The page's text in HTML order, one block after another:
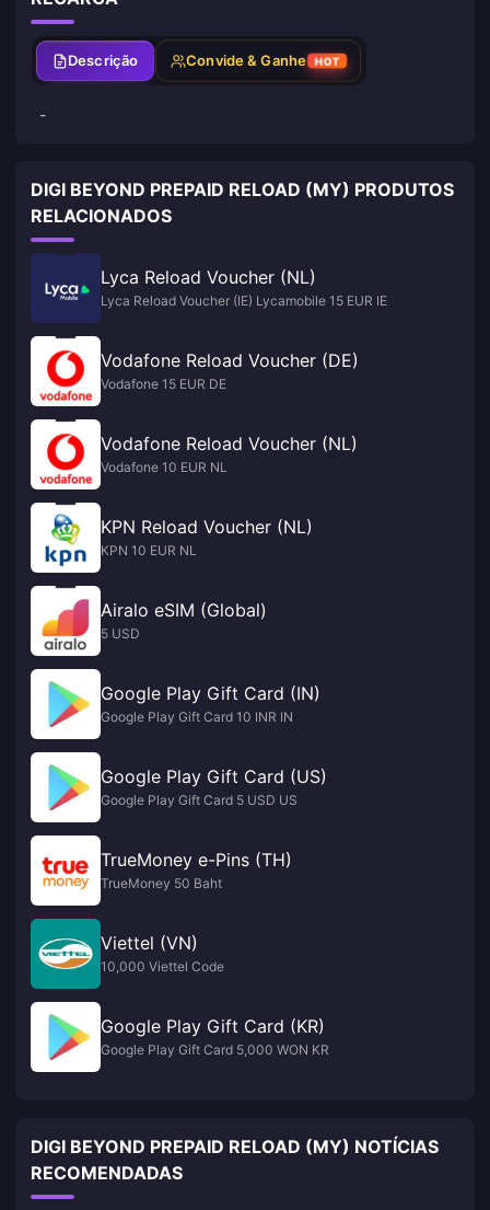
Descrição Convide & Ganhe HOT
-
DIGI BEYOND PREPAID RELOAD (MY) PRODUTOS
RELACIONADOS
Lyca Reload Voucher (NL)
Lyca Reload Voucher (IE) Lycamobile 15 EUR IE
Vodafone Reload Voucher (DE)
Vodafone 15 EUR DE
Vodafone Reload Voucher (NL)
Vodafone 10 EUR NL
KPN Reload Voucher (NL)
KPN 10 EUR NL
Airalo eSIM (Global)
5 USD
Google Play Gift Card (IN)
Google Play Gift Card 10 INR IN
Google Play Gift Card (US)
Google Play Gift Card 5 USD US
TrueMoney e-Pins (TH)
TrueMoney 50 Baht
Viettel (VN)
10,000 Viettel Code
Google Play Gift Card (KR)
Google Play Gift Card 5,000 WON KR
DIGI BEYOND PREPAID RELOAD (MY) NOTÍCIAS
RECOMENDADAS